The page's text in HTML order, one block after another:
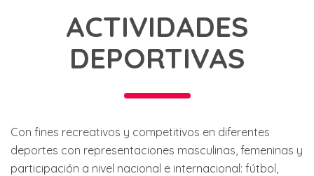
ACTIVIDADES
DEPORTIVAS
Con fines recreativos y competitivos en diferentes
deportes con representaciones masculinas, femeninas y
participación a nivel nacional e internacional: fútbol,